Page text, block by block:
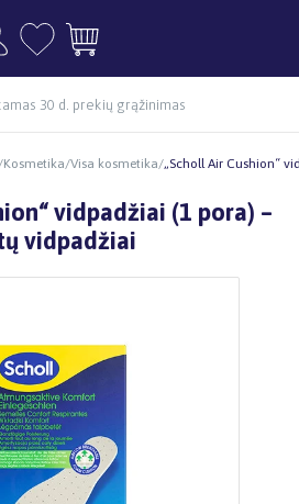
30 d. prekių grąžinimas
/Kosmetika/Visa kosmetika/„Scholl Air Cushion“
vidpadžiai (1 pora) –
vidpadžiai